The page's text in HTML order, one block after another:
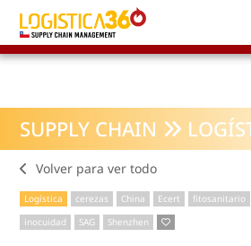
SUPPLY CHAIN
Volver para ver todo
Logística cerezas China Ecert fitosanitario
inocuidad
SAG Shenzhen